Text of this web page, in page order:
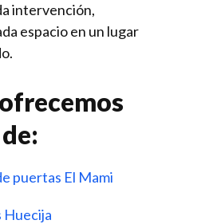
intervención,
espacio en un lugar
puertas El Mami
Huecija